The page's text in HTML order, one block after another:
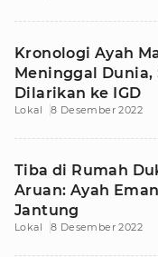
Kronologi Ayah
Meninggal Dunia,
Dilarikan ke IGD
Lokal 8 Desember 2022
Tiba di Rumah
Aruan: Ayah
Jantung
Lokal 8 Desember 2022